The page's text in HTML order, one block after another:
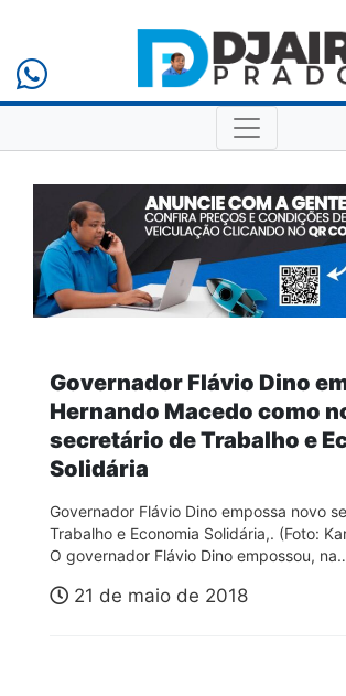
Governador Flávio Dino
Hernando Macedo como
secretário de Trabalho e
Solidária
Governador Flávio Dino empossa novo
Trabalho e Economia Solidária,. (Foto:
O governador Flávio Dino empossou,
21 de maio de 2018